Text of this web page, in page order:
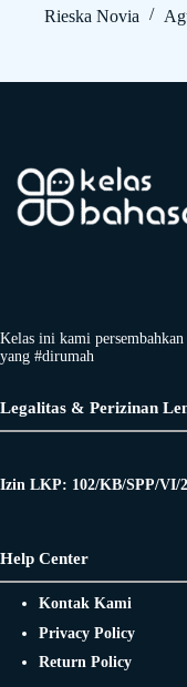
Rieska Novia
Kelas ini kami
yang #dirumah
Legalitas & Perizinan
Izin LKP: 102/KB/SPP/VI/
Help Center
Kontak Kami
Privacy Policy
Return Policy